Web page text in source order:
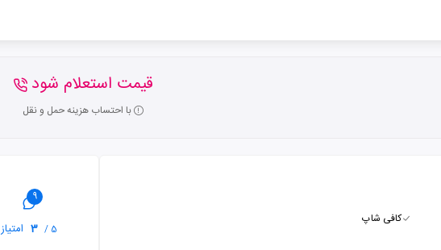
قیمت استعلام شود
با احتساب هزینه حمل و نقل
کافی شاپ
9
5 /
3 امتیاز